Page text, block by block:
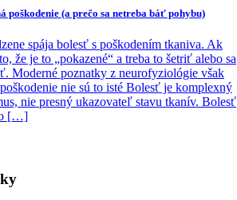
poškodenie (a prečo sa netreba báť pohybu)
spája bolesť s poškodením tkaniva. Ak
že je to „pokazené“ a treba to šetriť alebo sa
Moderné poznatky z neurofyziológie však
nie sú to isté Bolesť je komplexný
nie presný ukazovateľ stavu tkanív. Bolesť
[…]